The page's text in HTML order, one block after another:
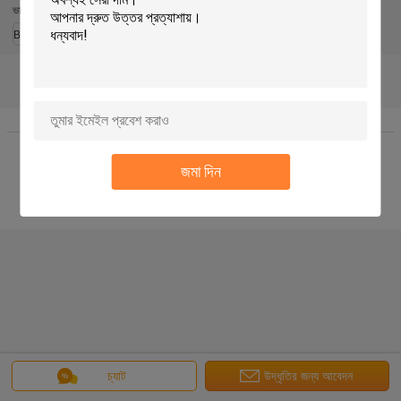
জমা দিন
চ্যাট উদ্ধৃতির জন্য আবেদন
ভাষা পরিবর্তন করুন
Bengali
বাড়ি|আমাদের সম্পর্কে|যোগাযোগ করুন
Copyright © 2018 - 2026 HongLi Hydraulic Pump Co.,LtD.
All rights reserved.